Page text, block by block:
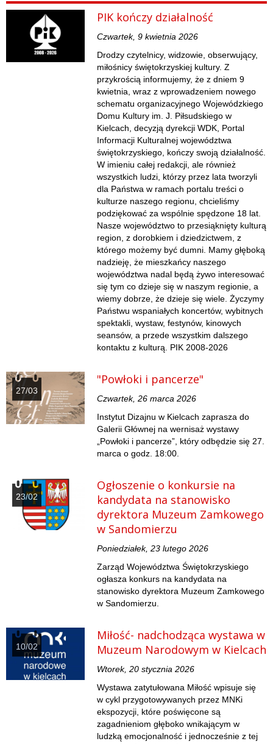
PIK kończy działalność
Czwartek, 9 kwietnia 2026
Drodzy czytelnicy, widzowie, obserwujący,
miłośnicy świętokrzyskiej kultury. Z
przykrością informujemy, że z dniem 9
kwietnia, wraz z wprowadzeniem nowego
schematu organizacyjnego Wojewódzkiego
Domu Kultury im. J. Piłsudskiego w
Kielcach, decyzją dyrekcji WDK, Portal
Informacji Kulturalnej województwa
świętokrzyskiego, kończy swoją działalność.
W imieniu całej redakcji, ale również
wszystkich ludzi, którzy przez lata tworzyli
dla Państwa w ramach portalu treści o
kulturze naszego regionu, chcieliśmy
podziękować za wspólnie spędzone 18 lat.
Nasze województwo to przesiąknięty kulturą
region, z dorobkiem i dziedzictwem, z
którego możemy być dumni. Mamy głęboką
nadzieję, że mieszkańcy naszego
województwa nadal będą żywo interesować
się tym co dzieje się w naszym regionie, a
wiemy dobrze, że dzieje się wiele. Życzymy
Państwu wspaniałych koncertów, wybitnych
spektakli, wystaw, festynów, kinowych
seansów, a przede wszystkim dalszego
kontaktu z kulturą. PIK 2008-2026
27/03
"Powłoki i pancerze"
Czwartek, 26 marca 2026
Instytut Dizajnu w Kielcach zaprasza do
Galerii Głównej na wernisaż wystawy
„Powłoki i pancerze”, który odbędzie się 27.
marca o godz. 18:00.
23/02
Ogłoszenie o konkursie na
kandydata na stanowisko
dyrektora Muzeum Zamkowego
w Sandomierzu
Poniedziałek, 23 lutego 2026
Zarząd Województwa Świętokrzyskiego
ogłasza konkurs na kandydata na
stanowisko dyrektora Muzeum Zamkowego
w Sandomierzu.
10/02
Miłość- nadchodząca wystawa w
Muzeum Narodowym w Kielcach
Wtorek, 20 stycznia 2026
Wystawa zatytułowana Miłość wpisuje się
w cykl przygotowywanych przez MNKi
ekspozycji, które poświęcone są
zagadnieniom głęboko wnikającym w
ludzką emocjonalność i jednocześnie z tej